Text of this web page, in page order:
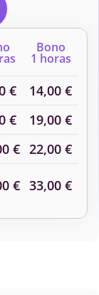
Bono
1 horas
€
14,00 €
€
19,00 €
€ 22,00 €
€ 33,00 €